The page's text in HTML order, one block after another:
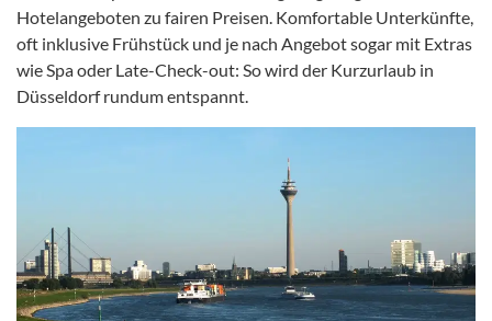
Hotelangeboten zu fairen Preisen. Komfortable Unterkünfte,
oft inklusive Frühstück und je nach Angebot sogar mit Extras
wie Spa oder Late-Check-out: So wird der Kurzurlaub in
Düsseldorf rundum entspannt.